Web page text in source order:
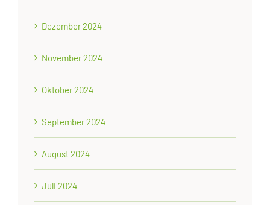
Dezember 2024
November 2024
Oktober 2024
September 2024
August 2024
Juli 2024